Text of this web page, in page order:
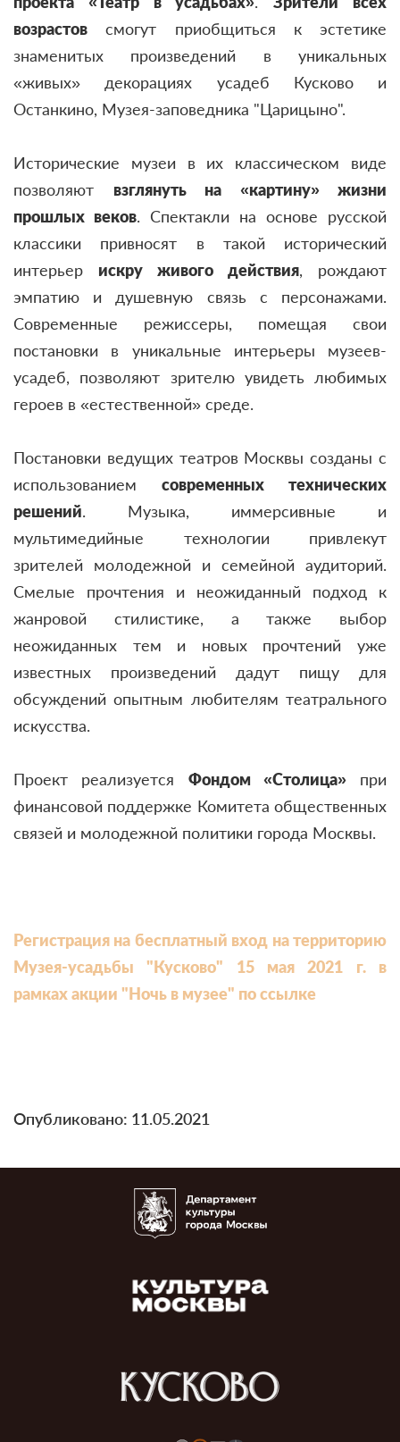
возрастов смогут приобщиться к эстетике
знаменитых произведений в уникальных
«живых» декорациях усадеб Кусково и
Останкино, Музея-заповедника "Царицыно".
Исторические музеи в их классическом виде
позволяют взглянуть на «картину» жизни
прошлых веков. Спектакли на основе русской
классики привносят в такой исторический
интерьер искру живого действия, рождают
эмпатию и душевную связь с персонажами.
Современные режиссеры, помещая свои
постановки в уникальные интерьеры музеев-
усадеб, позволяют зрителю увидеть любимых
героев в «естественной» среде.
Постановки ведущих театров Москвы созданы с
использованием современных технических
решений. Музыка, иммерсивные и
мультимедийные технологии привлекут
зрителей молодежной и семейной аудиторий.
Смелые прочтения и неожиданный подход к
жанровой стилистике, а также выбор
неожиданных тем и новых прочтений уже
известных произведений дадут пищу для
обсуждений опытным любителям театрального
искусства.
Проект реализуется Фондом «Столица»при
финансовой поддержке Комитета общественных
связей и молодежной политики города Москвы.
Регистрация на бесплатный вход на территорию
Музея-усадьбы "Кусково" 15 мая 2021 г. в
рамках акции "Ночь в музее" по ссылке
Опубликовано: 11.05.2021